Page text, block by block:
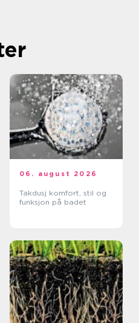
06. august 2026
Takdusj komfort, stil og
funksjon på badet